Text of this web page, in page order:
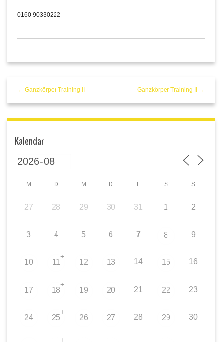
0160 90330222
← Ganzkörper Training II Ganzkörper Training II →
Kalendar
M D M D F S S
27 28 29 30 31 1 2
3 4 5 6 7 8 9
10 11
+
12 13 14 15 16
17 18
+
19 20 21 22 23
24 25
+
26 27 28 29 30
+